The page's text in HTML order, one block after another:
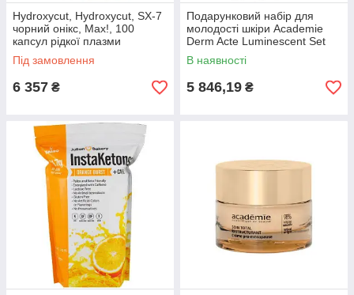
Hydroxycut, Hydroxycut, SX-7
чорний онікс, Max!, 100
капсул рідкої плазми
Під замовлення
6 357 ₴
Подарунковий набір для
молодості шкіри Academie
Derm Acte Luminescent Set
В наявності
5 846,19 ₴